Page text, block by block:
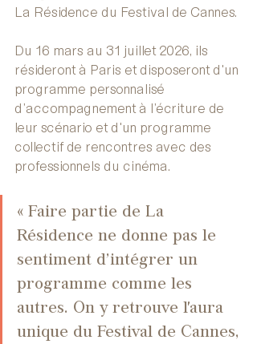
La Résidence du Festival de Cannes.
Du 16 mars au 31 juillet 2026, ils
résideront à Paris et disposeront d'un
programme personnalisé
d’accompagnement à l’écriture de
leur scénario et d'un programme
collectif de rencontres avec des
professionnels du cinéma.
« Faire partie de La
Résidence ne donne pas le
sentiment d’intégrer un
programme comme les
autres. On y retrouve l'aura
unique du Festival de Cannes,